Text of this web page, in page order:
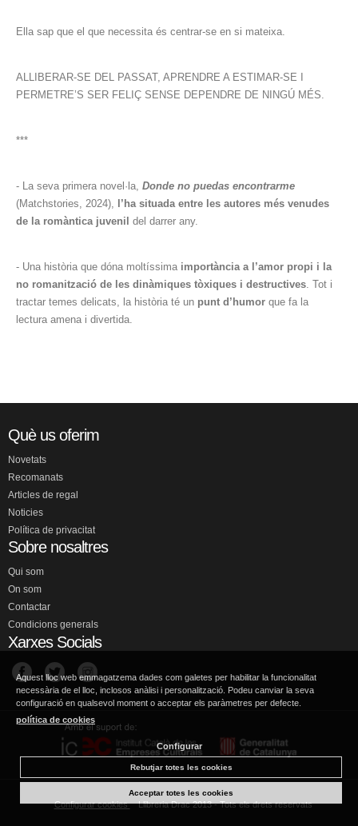
Ella sap que el que necessita és centrar-se en si mateixa.
ALLIBERAR-SE DEL PASSAT, APRENDRE A ESTIMAR-SE I
PERMETRE’S SER FELIÇ SENSE DEPENDRE DE NINGÚ MÉS.
***
- La seva primera novel·la, Donde no puedas encontrarme
(Matchstories, 2024),
l’ha situada entre les autores més venudes
de la romàntica juvenil del darrer any.
- Una història que dóna moltíssima importància a l’amor propi i la
no romanització de les dinàmiques tòxiques i destructives . Tot i
tractar temes delicats, la història té un punt d’humor que fa la
lectura amena i divertida.
Què us oferim
Novetats
Recomanats
Articles de regal
Noticies
Política de privacitat
Sobre nosaltres
Qui som
On som
Contactar
Condicions generals
Xarxes Socials
Configurar cookies Llibreria Drac 2013 - Tots els drets reservats
Aquest lloc web emmagatzema dades com galetes per habilitar la funcionalitat
necessària de el lloc, inclosos anàlisi i personalització. Podeu canviar la seva
configuració en qualsevol moment o acceptar els paràmetres per defecte.
política de cookies
Configurar
Rebutjar totes les cookies
Acceptar totes les cookies